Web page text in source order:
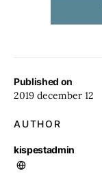
Published on
2019 december 12
AUTHOR
kispestadmin